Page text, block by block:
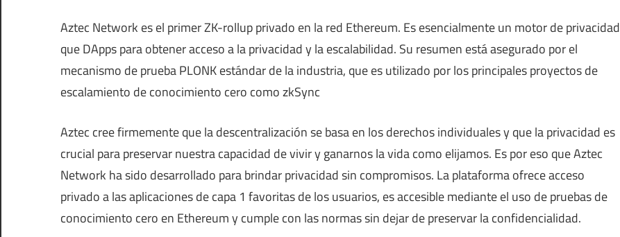
Aztec Network es el primer ZK-rollup privado en la red Ethereum. Es esencialmente un motor de privacidad
que DApps para obtener acceso a la privacidad y la escalabilidad. Su resumen está asegurado por el
mecanismo de prueba PLONK estándar de la industria, que es utilizado por los principales proyectos de
escalamiento de conocimiento cero como zkSync
Aztec cree firmemente que la descentralización se basa en los derechos individuales y que la privacidad es
crucial para preservar nuestra capacidad de vivir y ganarnos la vida como elijamos. Es por eso que Aztec
Network ha sido desarrollado para brindar privacidad sin compromisos. La plataforma ofrece acceso
privado a las aplicaciones de capa 1 favoritas de los usuarios, es accesible mediante el uso de pruebas de
conocimiento cero en Ethereum y cumple con las normas sin dejar de preservar la confidencialidad.